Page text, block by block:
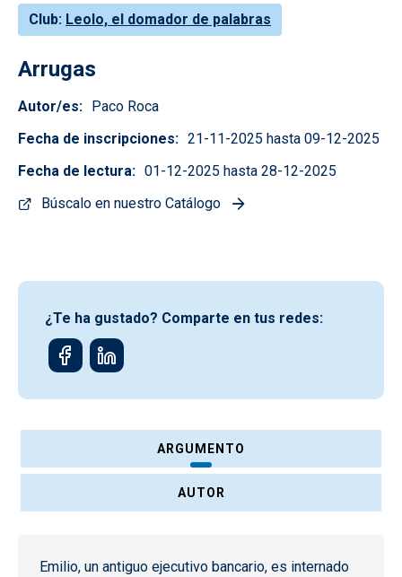
Club Leolo, el domador de palabras
Arrugas
Autor/es
Paco Roca
Fecha de inscripciones
21-11-2025 hasta 09-12-2025
Fecha de lectura
01-12-2025 hasta 28-12-2025
Búscalo en nuestro Catálogo
¿Te ha gustado? Comparte en tus redes:
ARGUMENTO
AUTOR
Emilio, un antiguo ejecutivo bancario, es internado